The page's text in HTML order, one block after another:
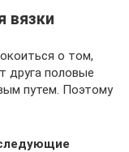
вязки
о том,
друга половые
путем. Поэтому